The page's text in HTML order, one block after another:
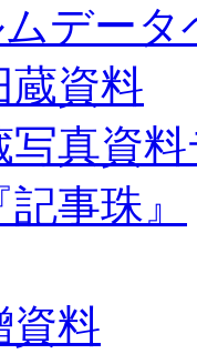
データ
蔵資料
写真資
事珠』
資料